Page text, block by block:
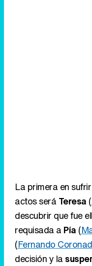
La primera en
actos será Teresa (
descubrir que fue
requisada a Pía (
(Fernando
decisión y la